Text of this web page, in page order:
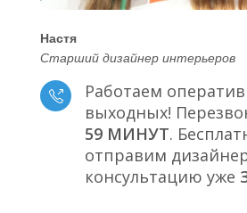
Настя
Старший дизайнер интерьеров
Работаем
выходных!
59 МИНУТ.
отправим
консультацию уже